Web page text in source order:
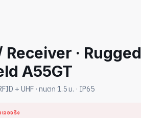
Receiver · Rugged
A55GT
+ UHF · ทนตก 1.5 ม. · IP65
จอจริง